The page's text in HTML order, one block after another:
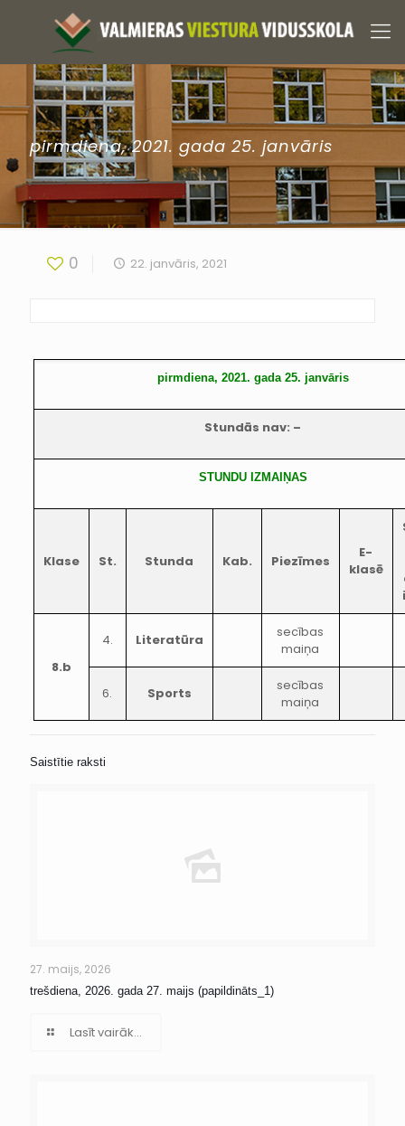
pirmdiena, 2021. gada 25. janvāris
0 22. janvāris, 2021
pirmdiena, 2021. gada 25. janvāris
Stundās nav: –
STUNDU IZMAIŅAS
Klase St. Stunda Kab. Piezīmes
E-
klasē
8.b
4. Literatūra
secības
maiņa
6. Sports
secības
maiņa
Saistītie raksti
27. maijs, 2026
trešdiena, 2026. gada 27. maijs (papildināts_1)
Lasīt vairāk...